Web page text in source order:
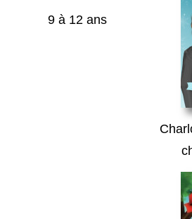
9 à 12 ans